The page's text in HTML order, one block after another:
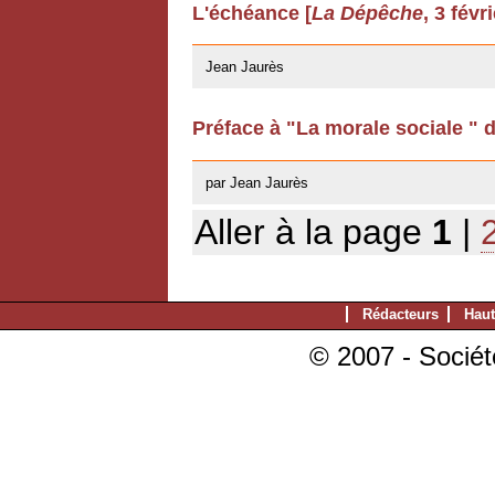
L'échéance [La Dépêche, 3
Jean Jaurès
Préface à "La morale sociale "
par Jean Jaurès
Aller à la page 1 |
Rédacteurs
© 2007 -